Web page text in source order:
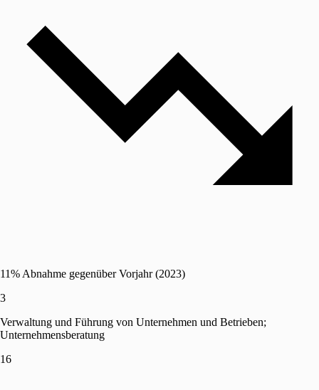
11% Abnahme gegenüber Vorjahr (2023)
3
Verwaltung und Führung von Unternehmen und Betrieben;
Unternehmensberatung
16